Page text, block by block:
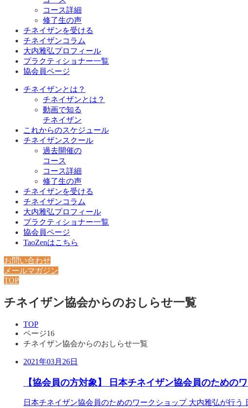
コース詳細
修了生の声
チネイザンを受ける
チネイザンコラム
大内雅弘プロフィール
プラクティショナー一覧
協会員ページ
チネイザンとは？
チネイザンとは？
動画で知る
チネイザン
これからのスケジュール
チネイザンスクール
過去開催の
コース
コース詳細
修了生の声
チネイザンを受ける
チネイザンコラム
大内雅弘プロフィール
プラクティショナー一覧
協会員ページ
TaoZenはこちら
お問い合わせ
メールマガジン
TOP
チネイザン協会からのおしらせ一覧
TOP
ページ16
チネイザン協会からのおしらせ一覧
2021年03月26日
【協会員の方対象】 日本チネイザン協会員のための
日本チネイザン協会員のためのワークショップ 大内雅弘が行